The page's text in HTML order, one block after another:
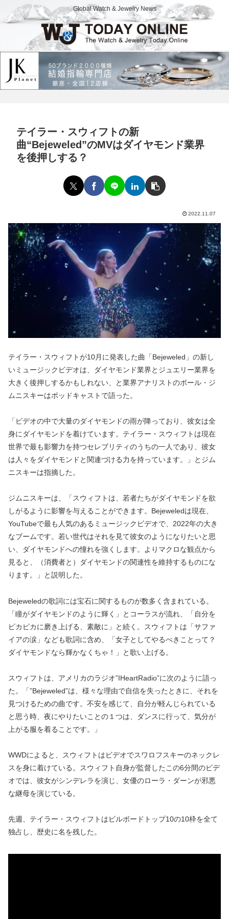
Global Watch & Jewelry News
テイラー・スウィフトの新
曲“Bejeweled”のMVはダイヤモンド業界
を後押しする？
2022.11.07
テイラー・スウィフトが10月に発表した曲「Bejeweled」の新し
いミュージックビデオは、ダイヤモンド業界とジュエリー業界を
大きく後押しするかもしれない、と業界アナリストのポール・ジ
ムニスキーはポッドキャストで語った。
「ビデオの中で大量のダイヤモンドの雨が降っており、彼女は全
身にダイヤモンドを着けています。テイラー・スウィフトは現在
世界で最も影響力を持つセレブリティのうちの一人であり、彼女
は人々をダイヤモンドと関連づける力を持っています。」とジム
ニスキーは指摘した。
ジムニスキーは、「スウィフトは、若者たちがダイヤモンドを欲
しがるように影響を与えることができます。Bejeweledは現在、
YouTubeで最も人気のあるミュージックビデオで、2022年の大き
なブームです。若い世代はそれを見て彼女のようになりたいと思
い、ダイヤモンドへの憧れを強くします。よりマクロな観点から
見ると、（消費者と）ダイヤモンドの関連性を維持するものにな
ります。」と説明した。
Bejeweledの歌詞には宝石に関するものが数多く含まれている。
「瞳がダイヤモンドのように輝く」とコーラスが流れ、「自分を
ピカピカに磨き上げる、素敵に」と続く。スウィフトは「サファ
イアの涙」なども歌詞に含め、「女子としてやるべきことって？
ダイヤモンドなら輝かなくちゃ！」と歌い上げる。
スウィフトは、アメリカのラジオ”IHeartRadio”に次のように語っ
た。「”Bejeweled”は、様々な理由で自信を失ったときに、それを
見つけるための曲です。不安を感じて、自分が軽んじられている
と思う時、夜にやりたいことの１つは、ダンスに行って、気分が
上がる服を着ることです。」
WWDによると、スウィフトはビデオでスワロフスキーのネックレ
スを身に着けている。スウィフト自身が監督したこの6分間のビデ
オでは、彼女がシンデレラを演じ、女優のローラ・ダーンが邪悪
な継母を演じている。
先週、テイラー・スウィフトはビルボードトップ10の10枠を全て
独占し、歴史に名を残した。